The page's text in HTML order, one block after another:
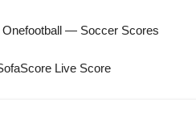
Onefootball — Soccer Scores
Live Score